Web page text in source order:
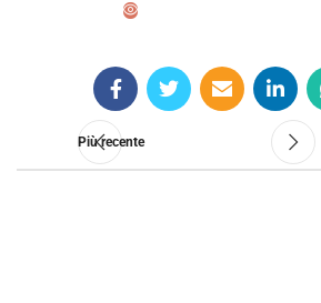
Più recente